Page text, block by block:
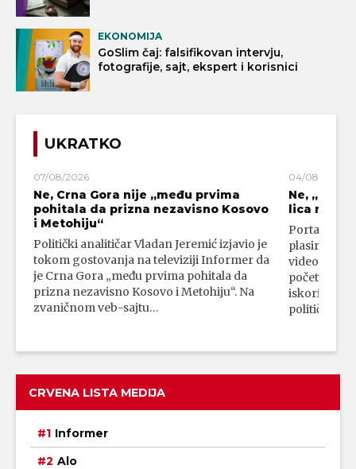
EKONOMIJA
GoSlim čaj: falsifikovan intervju,
fotografije, sajt, ekspert i korisnici
UKRATKO
07/08/2026
Ne, Crna Gora nije „među prvima
pohitala da prizna nezavisno Kosovo
i Metohiju“
Politički analitičar Vladan Jeremić izjavio je
tokom gostovanja na televiziji Informer da
je Crna Gora „među prvima pohitala da
prizna nezavisno Kosovo i Metohiju“. Na
zvaničnom veb-sajtu…
04/08/2026
Ne,
lica
Portal 24
plasirali su
video-
početka
iskorišćava
političkim
CRVENA LISTA MEDIJA
Informer
Alo